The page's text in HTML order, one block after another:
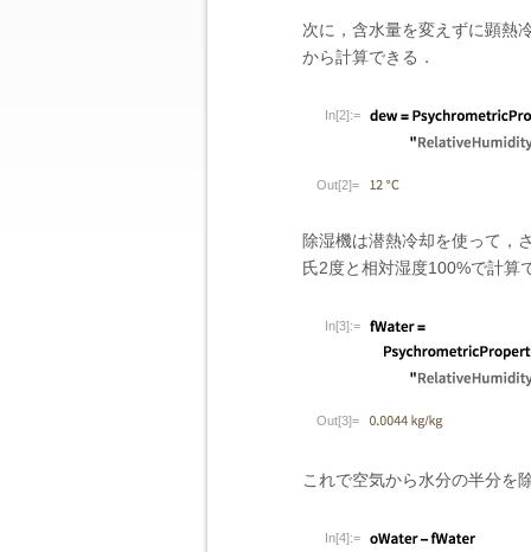
次に，含水量を変えずに顕熱
から計算できる．
In[2]:=
Out[2]=
除湿機は潜熱冷却を使って，
氏2度と相対湿度100%で計算
In[3]:=
Out[3]=
これで空気から水分の半分を
In[4]:=